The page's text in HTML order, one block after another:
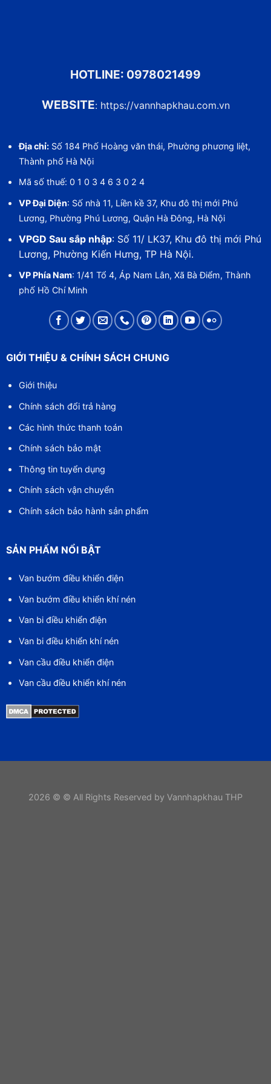
HOTLINE: 0978021499
WEBSITE: https://vannhapkhau.com.vn
Địa chỉ:Số 184 Phố Hoàng văn thái, Phường phương liệt,
Thành phố Hà Nội
Mã số thuế: 0 1 0 3 4 6 3 0 2 4
VP Đại Diện: Số nhà 11, Liền kề 37, Khu đô thị mới Phú
Lương, Phường Phú Lương, Quận Hà Đông, Hà Nội
VPGD Sau sắp nhập: Số 11/ LK37, Khu đô thị mới Phú
Lương, Phường Kiến Hưng, TP Hà Nội.
VP Phía Nam: 1/41 Tổ 4, Áp Nam Lân, Xã Bà Điểm, Thành
phố Hồ Chí Minh
GIỚI THIỆU & CHÍNH SÁCH CHUNG
Giới thiệu
Chính sách đổi trả hàng
Các hình thức thanh toán
Chính sách bảo mật
Thông tin tuyển dụng
Chính sách vận chuyển
Chính sách bảo hành sản phẩm
SẢN PHẨM NỔI BẬT
Van bướm điều khiển điện
Van bướm điều khiển khí nén
Van bi điều khiển điện
Van bi điều khiển khí nén
Van cầu điều khiển điện
Van cầu điều khiển khí nén
2026 © © All Rights Reserved by Vannhapkhau THP